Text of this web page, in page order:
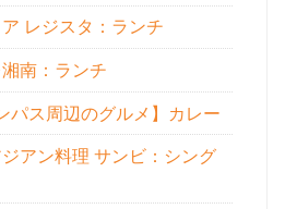
レジスタ：ランチ
南：ランチ
パス周辺のグルメ】カレー
アン料理 サンビ：シング